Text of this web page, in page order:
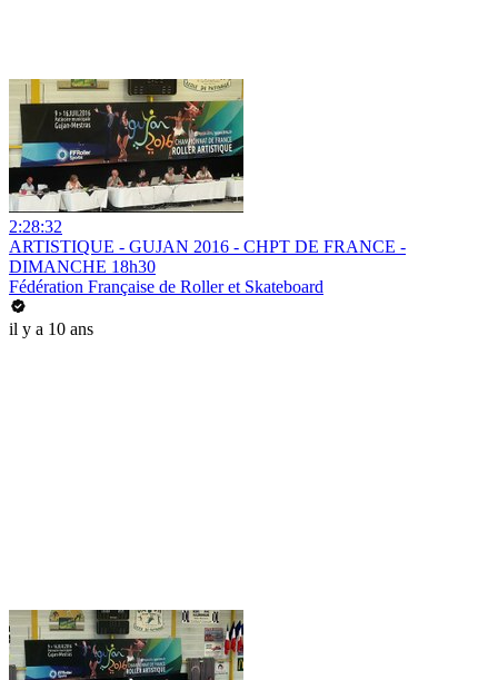
2:28:32
ARTISTIQUE - GUJAN 2016 - CHPT DE FRANCE -
DIMANCHE 18h30
Fédération Française de Roller et Skateboard
il y a 10 ans